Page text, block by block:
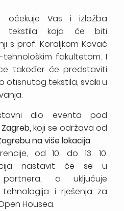
očekuje Vas i izložba
tekstila koja će biti
s prof. Koraljkom Kovač
fakultetom. I
također će predstaviti
otisnutog tekstila, svaki u
dio eventa pod
Zagreb,koji se održava od
na više lokacija.
od 10. do 13. 10.
nastavit će se u
partnera, auključuje
i rješenja za
Housea.